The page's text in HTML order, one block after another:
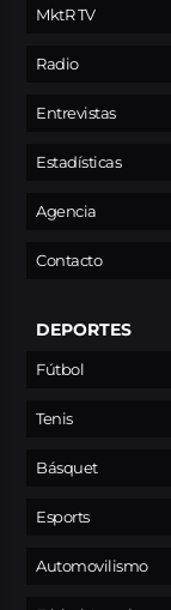
MktR TV
Radio
Entrevistas
Estadísticas
Agencia
Contacto
DEPORTES
Fútbol
Tenis
Básquet
Esports
Automovilismo